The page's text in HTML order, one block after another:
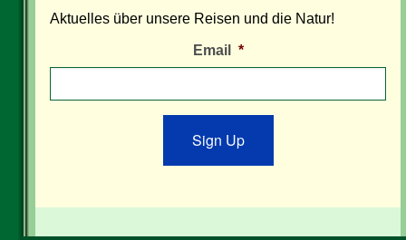
Aktuelles über unsere Reisen und die Natur!
Email *
Sign Up